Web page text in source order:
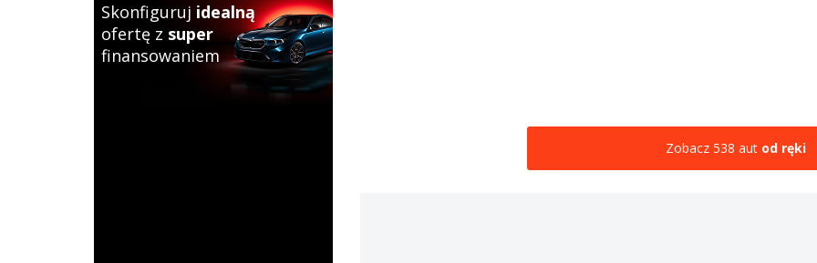
Zobacz 538 aut od ręki
Skonfiguruj idealną
ofertę z super
finansowaniem